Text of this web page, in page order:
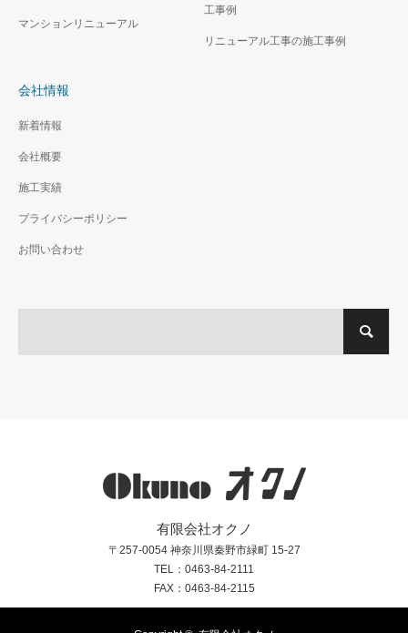
マンションリニューアル
工事例
リニューアル工事の施工事例
会社情報
新着情報
会社概要
施工実績
プライバシーポリシー
お問い合わせ
有限会社オクノ
〒257-0054 神奈川県秦野市緑町 15-27
TEL：0463-84-2111
FAX：0463-84-2115